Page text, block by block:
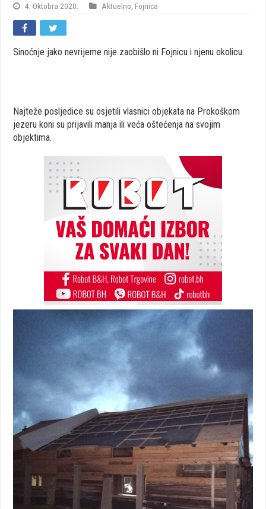
4. Oktobra 2020. Aktuelno Fojnica
Sinoćnje jako nevrijeme nije zaobišlo ni Fojnicu i njenu okolicu.
Najteže posljedice su osjetili vlasnici objekata na Prokoškom
jezeru koni su prijavili manja ili veća oštećenja na svojim
objektima.